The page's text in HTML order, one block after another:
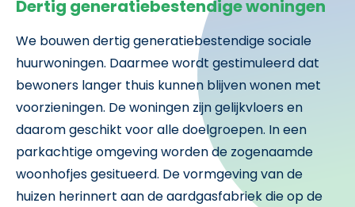
Dertig generatiebestendige woningen
We bouwen dertig generatiebestendige sociale
huurwoningen. Daarmee wordt gestimuleerd dat
bewoners langer thuis kunnen blijven wonen met
voorzieningen. De woningen zijn gelijkvloers en
daarom geschikt voor alle doelgroepen. In een
parkachtige omgeving worden de zogenaamde
woonhofjes gesitueerd. De vormgeving van de
huizen herinnert aan de aardgasfabriek die op de